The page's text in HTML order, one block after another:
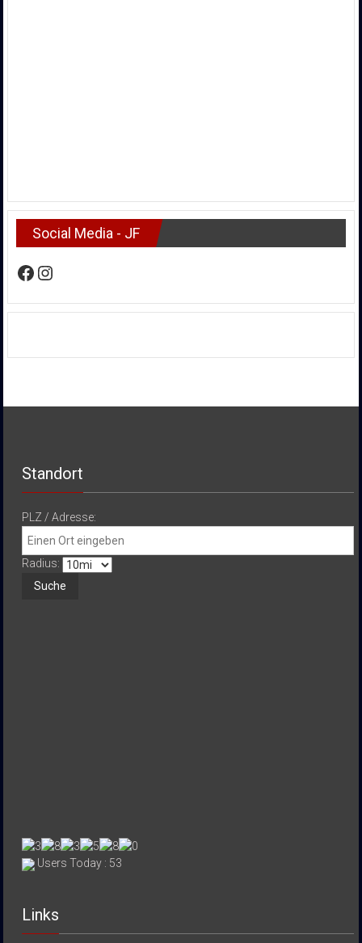
Social Media - JF
Facebook
Instagram
Standort
PLZ / Adresse:
Radius:
Users Today : 53
Links